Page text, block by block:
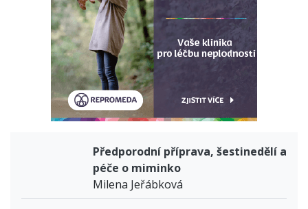
Předporodní příprava, šestinedělí a
péče o miminko
Milena Jeřábková